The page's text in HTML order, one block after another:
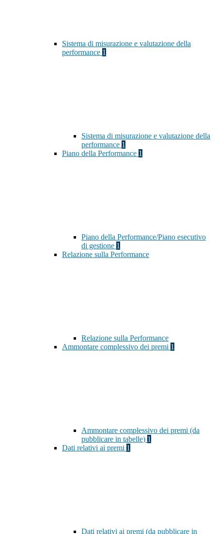
Sistema di misurazione e valutazione della
performance 1
Sistema di misurazione e valutazione della
performance 1
Piano della Performance 1
Piano della Performance/Piano esecutivo
di gestione 1
Relazione sulla Performance
Relazione sulla Performance
Ammontare complessivo dei premi 1
Ammontare complessivo dei premi (da
pubblicare in tabelle) 1
Dati relativi ai premi 1
Dati relativi ai premi (da pubblicare in